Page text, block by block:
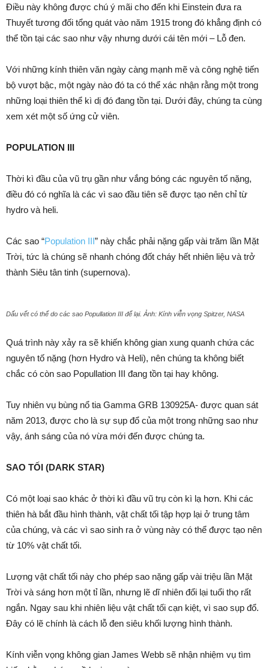
Điều này không được chú ý mãi cho đến khi Einstein đưa ra
Thuyết tương đối tổng quát vào năm 1915 trong đó khẳng định có
thể tồn tại các sao như vậy nhưng dưới cái tên mới – Lỗ đen.
Với những kính thiên văn ngày càng mạnh mẽ và công nghệ tiến
bộ vượt bậc, một ngày nào đó ta có thể xác nhận rằng một trong
những loại thiên thể kì dị đó đang tồn tại. Dưới đây, chúng ta cùng
xem xét một số ứng cử viên.
POPULATION III
Thời kì đầu của vũ trụ gần như vắng bóng các nguyên tố nặng,
điều đó có nghĩa là các vì sao đầu tiên sẽ được tạo nên chỉ từ
hydro và heli.
Các sao “Population III” này chắc phải nặng gấp vài trăm lần Mặt
Trời, tức là chúng sẽ nhanh chóng đốt cháy hết nhiên liệu và trở
thành Siêu tân tinh (supernova).
Dấu vết có thể do các sao Popullation III để lại. Ảnh: Kính viễn vọng Spitzer, NASA
Quá trình này xảy ra sẽ khiến không gian xung quanh chứa các
nguyên tố nặng (hơn Hydro và Heli), nên chúng ta không biết
chắc có còn sao Popullation III đang tồn tại hay không.
Tuy nhiên vụ bùng nổ tia Gamma GRB 130925A- được quan sát
năm 2013, được cho là sự sụp đổ của một trong những sao như
vậy, ánh sáng của nó vừa mới đến được chúng ta.
SAO TỐI (DARK STAR)
Có một loại sao khác ở thời kì đầu vũ trụ còn kì lạ hơn. Khi các
thiên hà bắt đầu hình thành, vật chất tối tập hợp lại ở trung tâm
của chúng, và các vì sao sinh ra ở vùng này có thể được tạo nên
từ 10% vật chất tối.
Lượng vật chất tối này cho phép sao nặng gấp vài triệu lần Mặt
Trời và sáng hơn một tỉ lần, nhưng lẽ dĩ nhiên đổi lại tuổi thọ rất
ngắn. Ngay sau khi nhiên liệu vật chất tối cạn kiệt, vì sao sụp đổ.
Đây có lẽ chính là cách lỗ đen siêu khối lượng hình thành.
Kính viễn vọng không gian James Webb sẽ nhận nhiệm vụ tìm